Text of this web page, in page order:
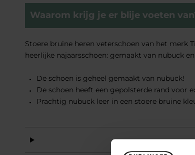
Waarom krijg je er blije voeten
Stoere bruine heren veterschoen van het merk
heerlijke najaarsschoen: gemaakt van nubuck
De schoen is geheel gemaakt van nubuck!
De schoen heeft een gepolsterde rand voor
Prachtig nubuck leer in een stoere bruine